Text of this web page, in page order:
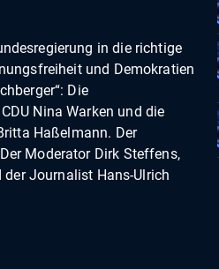
in die richtige
und Demokratien
Die
Nina Warken und die
Haßelmann. Der
Moderator Dirk Steffens,
Journalist Hans-Ulrich